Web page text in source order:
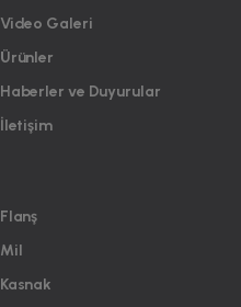
Video Galeri
Ürünler
Haberler ve Duyurular
İletişim
Flanş
Mil
Kasnak